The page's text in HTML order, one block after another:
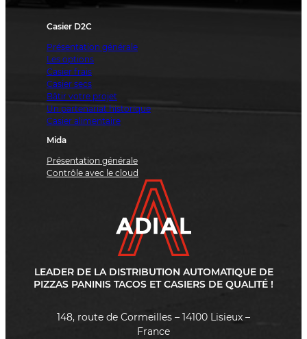
Casier D2C
Présentation générale
Les options
Casier frais
Casier secs
Bâtir votre projet
Un partenariat historique
Casier alimentaire
Mida
Présentation générale
Contrôle avec le cloud
LEADER DE LA DISTRIBUTION AUTOMATIQUE DE
PIZZAS PANINIS TACOS ET CASIERS DE QUALITÉ !
148, route de Cormeilles – 14100 Lisieux –
France